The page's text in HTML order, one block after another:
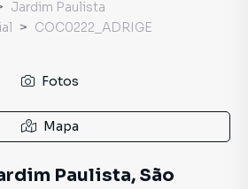
Jardim Paulista
COC0222_ADRIGE
Fotos
Mapa
Paulista, São